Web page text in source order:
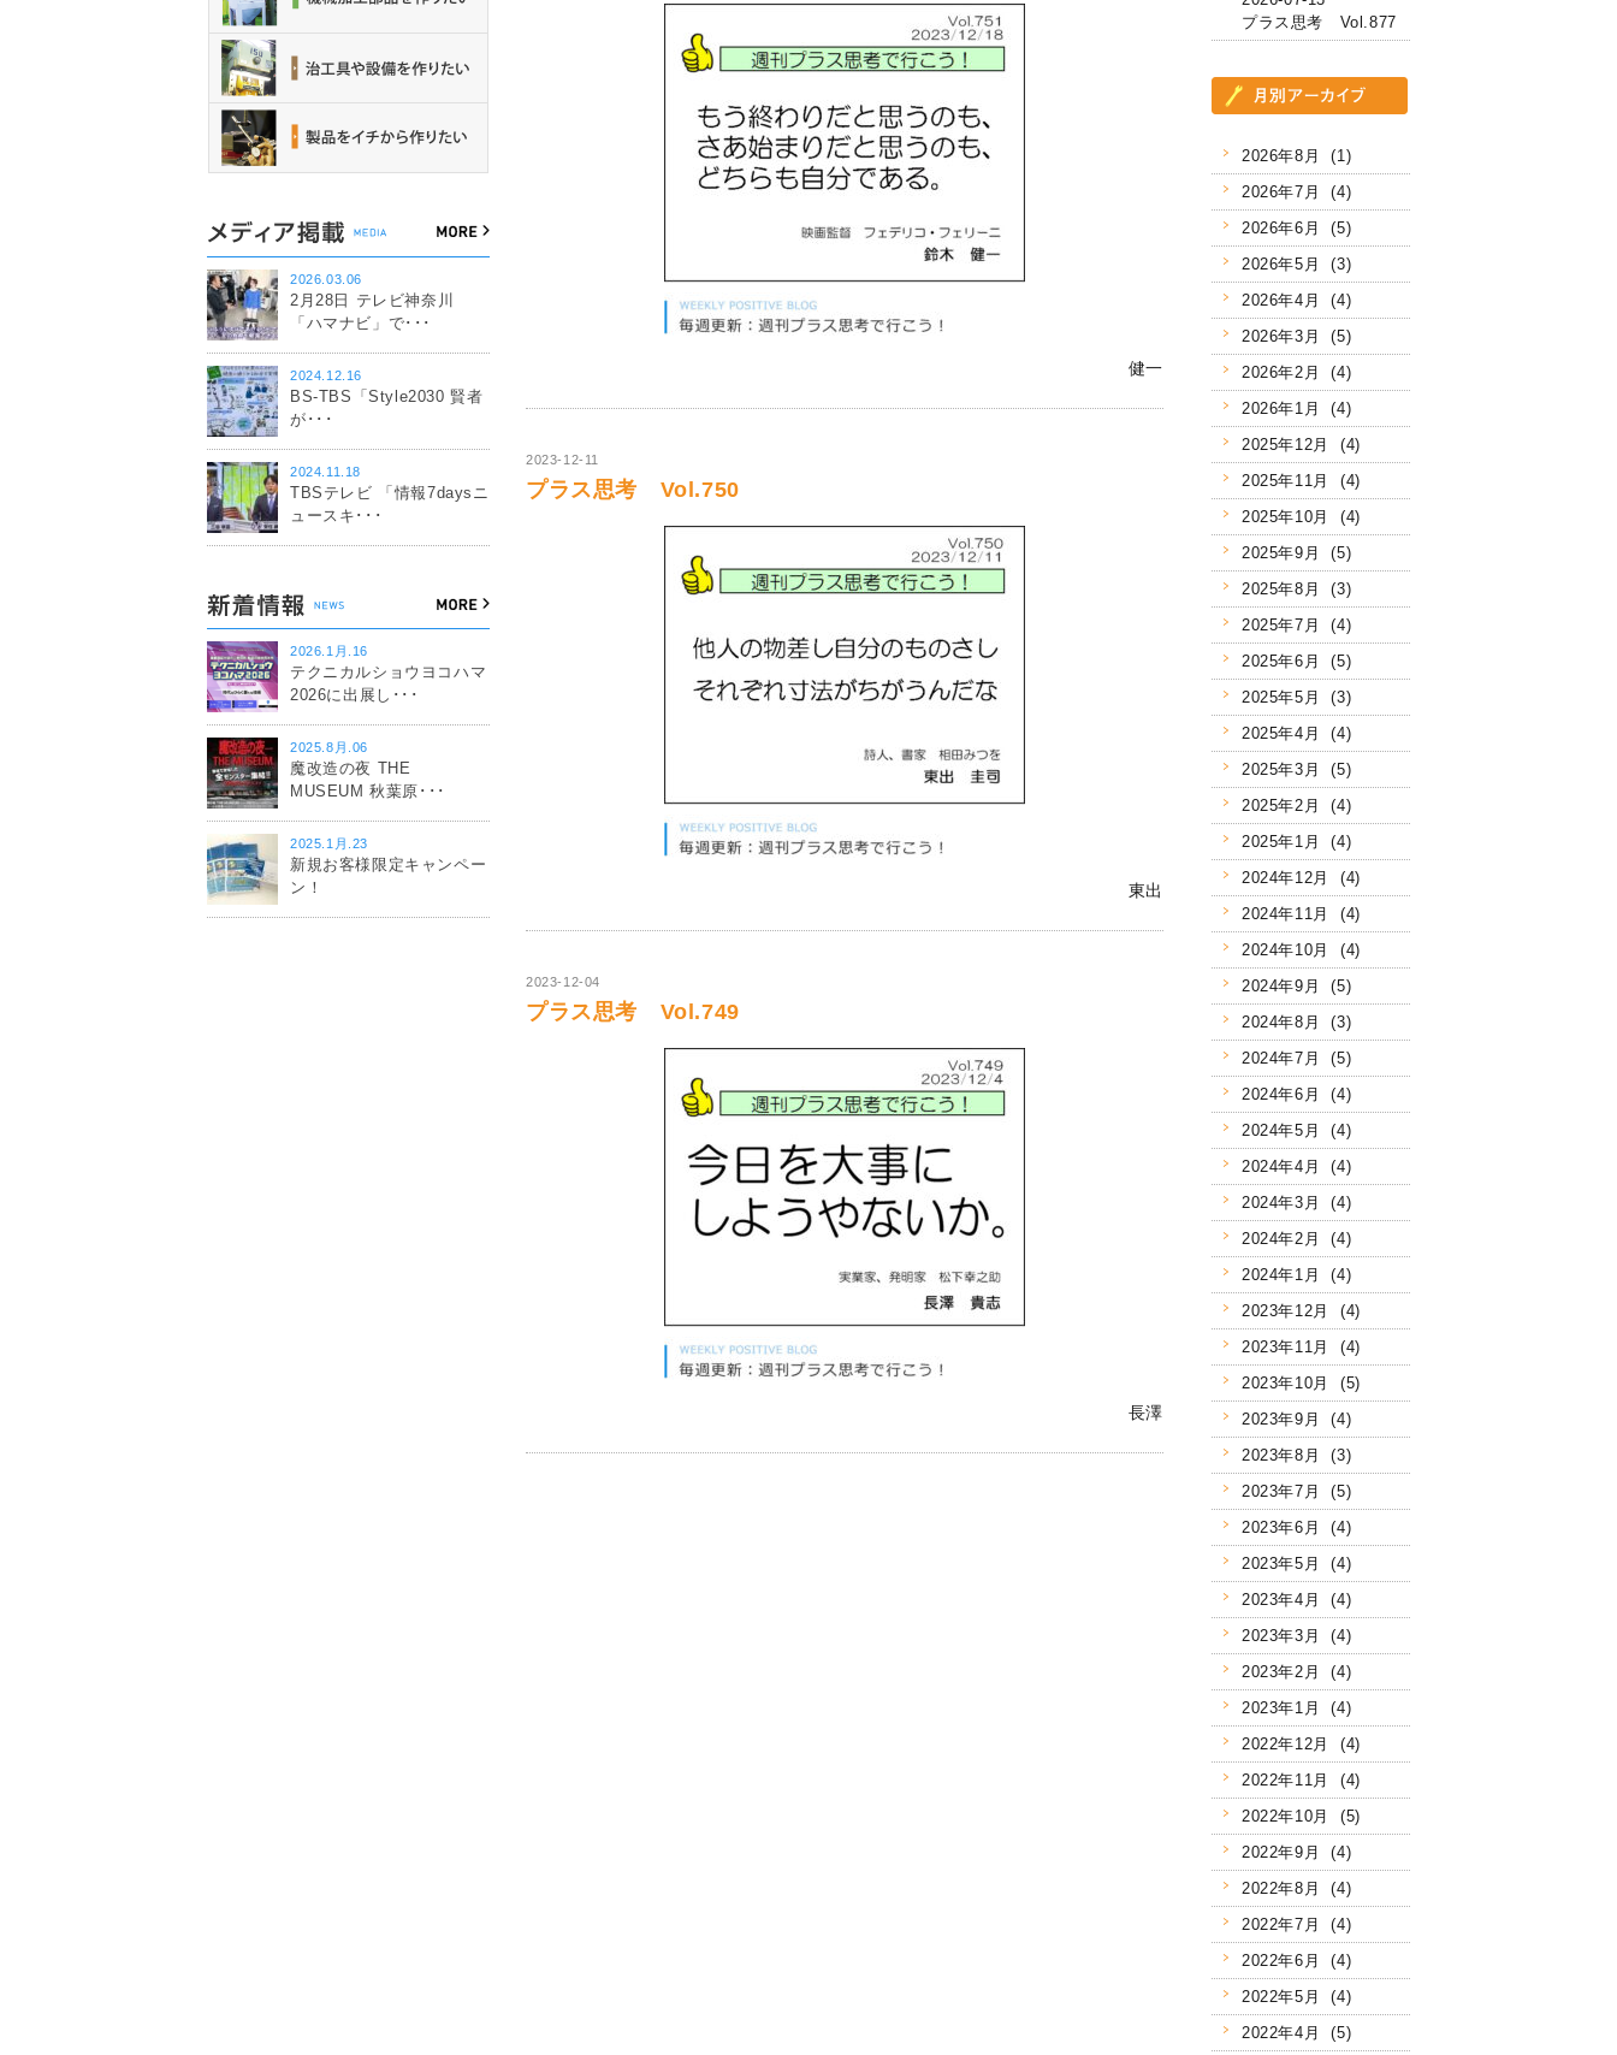
健一
2023-12-11
プラス思考 Vol.750
東出
2023-12-04
プラス思考 Vol.749
長澤
プラス思考 Vol.877
2026年8月 (1)
2026年7月 (4)
2026年6月 (5)
2026年5月 (3)
2026年4月 (4)
2026年3月 (5)
2026年2月 (4)
2026年1月 (4)
2025年12月 (4)
2025年11月 (4)
2025年10月 (4)
2025年9月 (5)
2025年8月 (3)
2025年7月 (4)
2025年6月 (5)
2025年5月 (3)
2025年4月 (4)
2025年3月 (5)
2025年2月 (4)
2025年1月 (4)
2024年12月 (4)
2024年11月 (4)
2024年10月 (4)
2024年9月 (5)
2024年8月 (3)
2024年7月 (5)
2024年6月 (4)
2024年5月 (4)
2024年4月 (4)
2024年3月 (4)
2024年2月 (4)
2024年1月 (4)
2023年12月 (4)
2023年11月 (4)
2023年10月 (5)
2023年9月 (4)
2023年8月 (3)
2023年7月 (5)
2023年6月 (4)
2023年5月 (4)
2023年4月 (4)
2023年3月 (4)
2023年2月 (4)
2023年1月 (4)
2022年12月 (4)
2022年11月 (4)
2022年10月 (5)
2022年9月 (4)
2022年8月 (4)
2022年7月 (4)
2022年6月 (4)
2022年5月 (4)
2022年4月 (5)
2026.03.06
2月28日 テレビ神奈川
「ハマナビ」で･･･
2024.12.16
BS-TBS「Style2030 賢者
が･･･
2024.11.18
TBSテレビ 「情報7daysニ
ュースキ･･･
2026.1月.16
テクニカルショウヨコハマ
2026に出展し･･･
2025.8月.06
魔改造の夜 THE
MUSEUM 秋葉原･･･
2025.1月.23
新規お客様限定キャンペー
ン！